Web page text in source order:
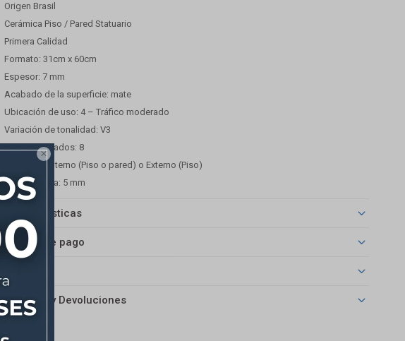

Origen Brasil
Cerámica Piso / Pared Statuario
Primera Calidad
Formato: 31cm x 60cm
Espesor: 7 mm
Acabado de la superficie: mate
Ubicación de uso: 4 – Tráfico moderado
Variación de tonalidad: V3
Número de lados: 8
Ambiente: Interno (Piso o pared) o Externo (Piso)
Junta mínima: 5 mm
Características
Medios de pago
Cambios y Devoluciones